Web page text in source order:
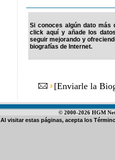
Si conoces algún dato más
click aquí y añade los
seguir mejorando y
biografías de Internet.
[Enviarle la
© 2000-2026 HGM
Al visitar estas páginas, acepta los